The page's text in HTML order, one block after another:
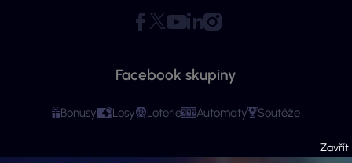
Facebook skupiny
Bonusy Losy Loterie Automaty Soutěže